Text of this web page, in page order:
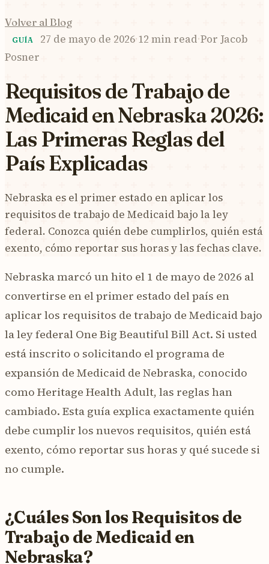
Volver al Blog
GUÍA 27 de mayo de 2026·12 min read·Por Jacob
Posner
Requisitos de Trabajo de
Medicaid en Nebraska 2026:
Las Primeras Reglas del
País Explicadas
Nebraska es el primer estado en aplicar los
requisitos de trabajo de Medicaid bajo la ley
federal. Conozca quién debe cumplirlos, quién está
exento, cómo reportar sus horas y las fechas clave.
Nebraska marcó un hito el 1 de mayo de 2026 al
convertirse en el primer estado del país en
aplicar los requisitos de trabajo de Medicaid bajo
la ley federal One Big Beautiful Bill Act. Si usted
está inscrito o solicitando el programa de
expansión de Medicaid de Nebraska, conocido
como Heritage Health Adult, las reglas han
cambiado. Esta guía explica exactamente quién
debe cumplir los nuevos requisitos, quién está
exento, cómo reportar sus horas y qué sucede si
no cumple.
¿Cuáles Son los Requisitos de
Trabajo de Medicaid en
Nebraska?